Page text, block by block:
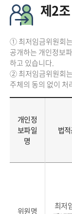
제2
① 최저임금위원회
공개하는 개인정보
하고 있습니다.
② 최저임금위원회
주체의 동의 없이 처
개인정
보파일
명
법
위원명
최저